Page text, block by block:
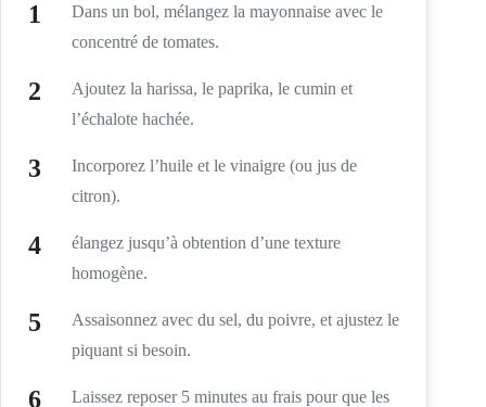
Dans un bol, mélangez la mayonnaise avec le
concentré de tomates.
Ajoutez la harissa, le paprika, le cumin et
l’échalote hachée.
Incorporez l’huile et le vinaigre (ou jus de
citron).
élangez jusqu’à obtention d’une texture
homogène.
Assaisonnez avec du sel, du poivre, et ajustez le
piquant si besoin.
Laissez reposer 5 minutes au frais pour que les